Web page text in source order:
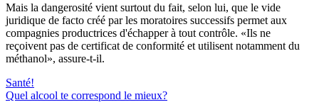
Mais la dangerosité vient surtout du fait, selon lui, que le vide
juridique de facto créé par les moratoires successifs permet aux
compagnies productrices d'échapper à tout contrôle. «Ils ne
reçoivent pas de certificat de conformité et utilisent notamment du
méthanol», assure-t-il.
Santé!
Quel alcool te correspond le mieux?